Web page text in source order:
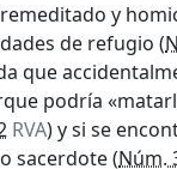
y
de refugio (
que
podría
RVA) y si se
sacerdote (Núm.